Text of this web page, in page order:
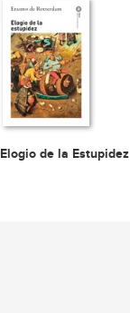
Elogio de la Estupidez